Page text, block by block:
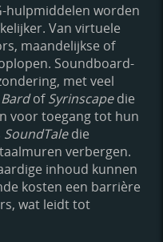
hulpmiddelen worden
Van virtuele
maandelijkse of
Soundboard-
met veel
ofSyrinscapedie
voor toegang tot hun
SoundTaledie
verbergen.
inhoud kunnen
kosten een barrière
wat leidt tot